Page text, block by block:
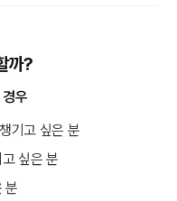
까?
우
기고 싶은 분
싶은 분
분